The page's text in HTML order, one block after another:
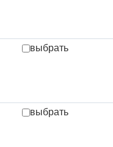
выбрать
выбрать